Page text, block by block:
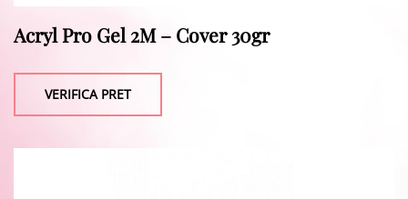
Acryl Pro Gel 2M – Cover 30gr
VERIFICA PRET